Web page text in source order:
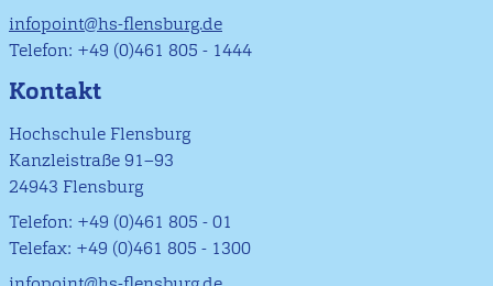
infopoint@hs-flensburg.de
Telefon: +49 (0)461 805 - 1444
Kontakt
Hochschule Flensburg
Kanzleistraße 91–93
24943 Flensburg
Telefon: +49 (0)461 805 - 01
Telefax: +49 (0)461 805 - 1300